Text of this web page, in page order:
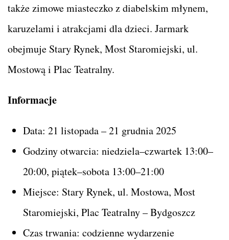
także zimowe miasteczko z diabelskim młynem,
karuzelami i atrakcjami dla dzieci. Jarmark
obejmuje Stary Rynek, Most Staromiejski, ul.
Mostową i Plac Teatralny.
Informacje
Data: 21 listopada – 21 grudnia 2025
Godziny otwarcia: niedziela–czwartek 13:00–
20:00, piątek–sobota 13:00–21:00
Miejsce: Stary Rynek, ul. Mostowa, Most
Staromiejski, Plac Teatralny – Bydgoszcz
Czas trwania: codzienne wydarzenie